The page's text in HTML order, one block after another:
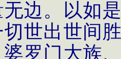
边。以如
切世出世间
罗门大族